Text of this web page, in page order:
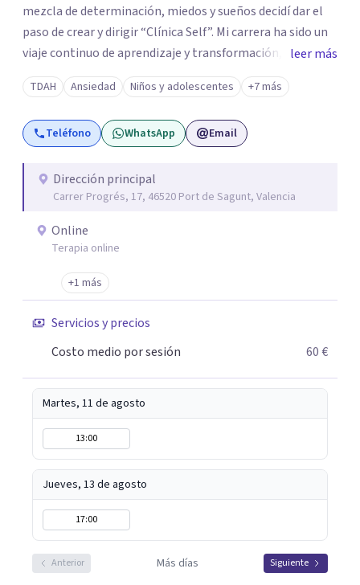
mezcla de determinación, miedos y sueños decidí dar el
paso de crear y dirigir “Clínica Self”. Mi carrera ha sido un
viaje continuo de aprendizaje y transformación,
moldeado por másters, especializaciones y experiencias
que han reafirmado mi verdadera vocación: acompañar a
familias y adolescentes en sus momentos más cruciales,
guiándolos hacia relaciones más saludables y un
leer más
TDAH Ansiedad Niños y adolescentes +7 más
Teléfono WhatsApp Email
Dirección principal
Carrer Progrés, 17, 46520 Port de Sagunt, Valencia
Online
Terapia online
+1 más
Servicios y precios
Costo medio por sesión
60 €
Martes, 11 de agosto
13:00
Jueves, 13 de agosto
17:00
Anterior Más días Siguiente